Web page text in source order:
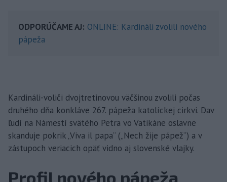
ODPORÚČAME AJ: ONLINE: Kardináli zvolili nového
pápeža
Kardináli-voliči dvojtretinovou väčšinou zvolili počas
druhého dňa konkláve 267. pápeža katolíckej cirkvi. Dav
ľudí na Námestí svätého Petra vo Vatikáne oslavne
skanduje pokrik „Viva il papa“ („Nech žije pápež“) a v
zástupoch veriacich opäť vidno aj slovenské vlajky.
Profil nového pápeža